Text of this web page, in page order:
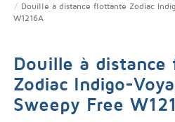
Douille à distance flottante Zodiac
W1216A
Douille à
Zodiac Indigo-
Sweepy Free